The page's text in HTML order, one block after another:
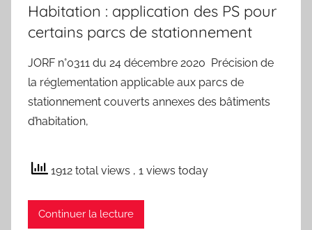
Habitation : application des PS pour
certains parcs de stationnement
JORF n°0311 du 24 décembre 2020 Précision de
la réglementation applicable aux parcs de
stationnement couverts annexes des bâtiments
d’habitation,
1912 total views , 1 views today
Continuer la lecture